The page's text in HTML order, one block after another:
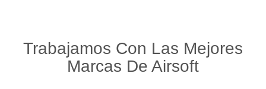
Trabajamos Con Las Mejores
Marcas De Airsoft